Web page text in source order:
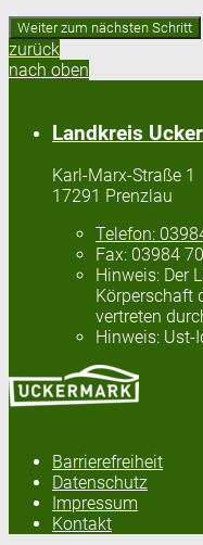
zurück
nach oben
Landkreis
Karl-Marx-Straße 1
17291 Prenzlau
Telefon:
Fax: 03984
Hinweis: Der
Körperschaft
vertreten
Hinweis: Ust-
Barrierefreiheit
Datenschutz
Impressum
Kontakt